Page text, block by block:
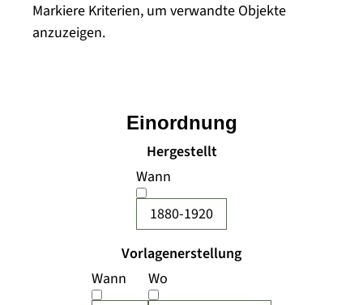
Markiere Kriterien, um verwandte Objekte
anzuzeigen.
Hergestellt
Wann
1880-1920
Vorlagenerstellung
Wann
Wo
Einordnung